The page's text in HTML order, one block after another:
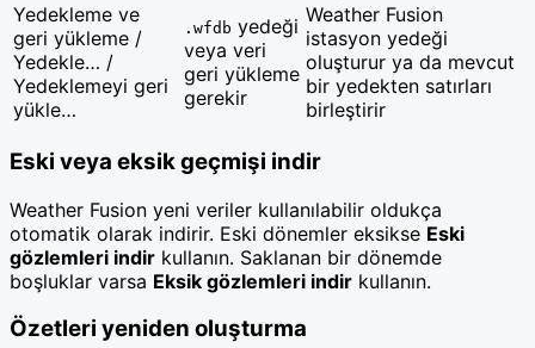
Yedekleme ve
geri yükleme /
Yedekle… /
Yedeklemeyi geri
yükle…
.wfdb yedeği
veya veri
geri yükleme
gerekir
Weather Fusion
istasyon yedeği
oluşturur ya da mevcut
bir yedekten satırları
birleştirir
Eski veya eksik geçmişi indir
Weather Fusion yeni veriler kullanılabilir oldukça
otomatik olarak indirir. Eski dönemler eksikse Eski
gözlemleri indir kullanın. Saklanan bir dönemde
boşluklar varsa Eksik gözlemleri indir kullanın.
Özetleri yeniden oluşturma